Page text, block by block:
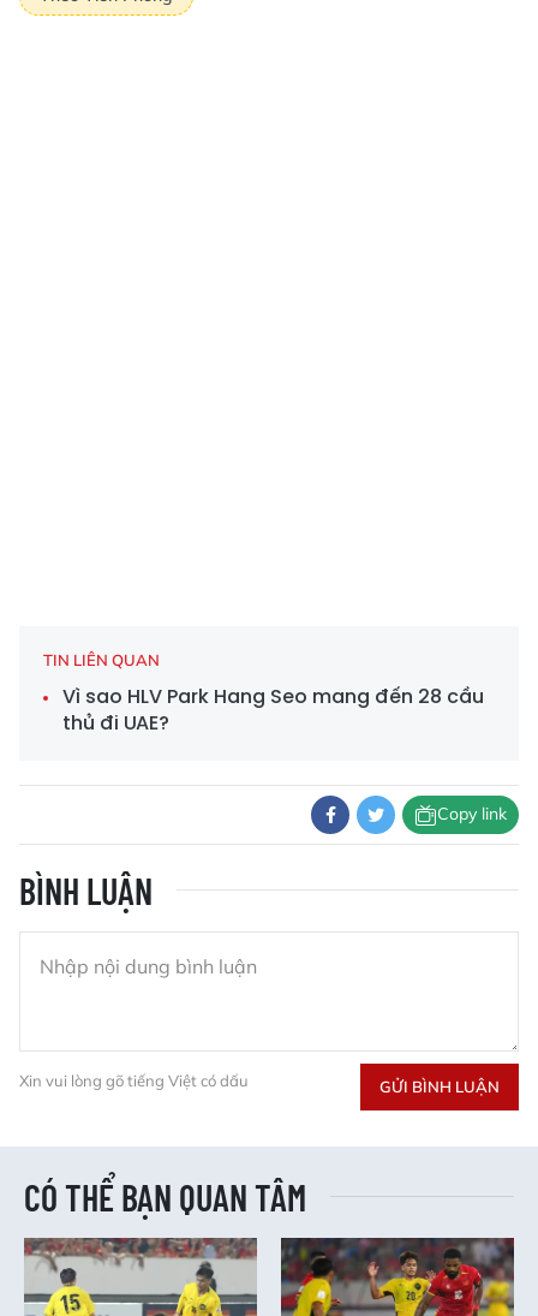
TIN LIÊN QUAN
Vì sao HLV Park Hang Seo mang đến 28 cầu
thủ đi UAE?
Copy link
BÌNH LUẬN
Xin vui lòng gõ tiếng Việt có dấu GỬI BÌNH LUẬN
CÓ THỂ BẠN QUAN TÂM